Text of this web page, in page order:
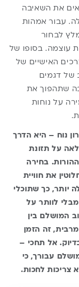
את השאיבה
עבור אמהות
לבחור
עוצמה. בסופו של
האישיים של
של דגמים
שתהפוך את
על נוחות
נוח – היא הדרך
על תזונת
בחירה
את חוויית
יותר, כך שתוכלי
לוותר על
המושלם בין
זה הזמן
אל תחכי –
עבורך, כי
צריכות לחכות.